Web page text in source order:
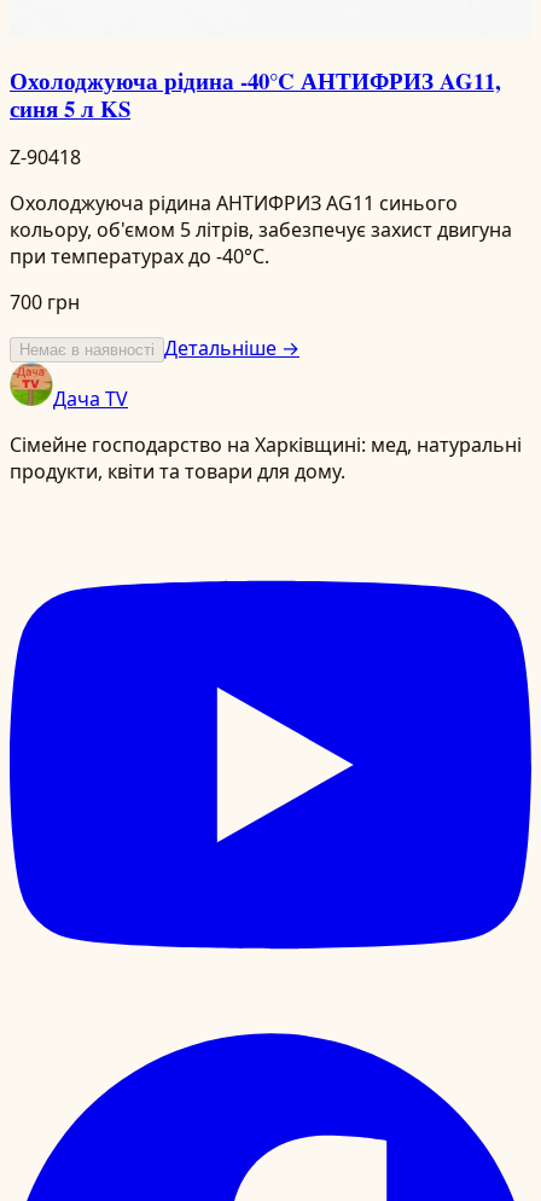
Охолоджуюча рідина -40°C АНТИФРИЗ AG11,
синя 5 л KS
Z-90418
Охолоджуюча рідина АНТИФРИЗ AG11 синього
кольору, об'ємом 5 літрів, забезпечує захист двигуна
при температурах до -40°C.
700 грн
Немає в наявності Детальніше →
Дача TV
Сімейне господарство на Харківщині: мед, натуральні
продукти, квіти та товари для дому.